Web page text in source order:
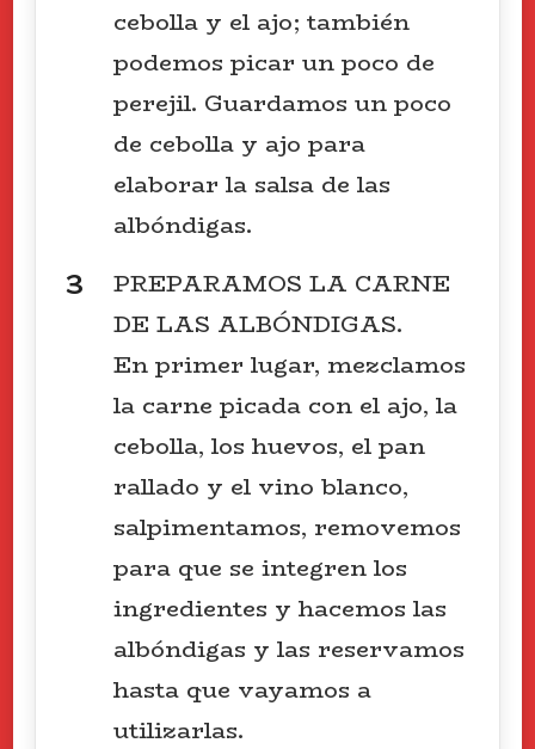
cebolla y el ajo; también
podemos picar un poco de
perejil. Guardamos un poco
de cebolla y ajo para
elaborar la salsa de las
albóndigas.
PREPARAMOS LA CARNE
DE LAS ALBÓNDIGAS.
En primer lugar, mezclamos
la carne picada con el ajo, la
cebolla, los huevos, el pan
rallado y el vino blanco,
salpimentamos, removemos
para que se integren los
ingredientes y hacemos las
albóndigas y las reservamos
hasta que vayamos a
utilizarlas.